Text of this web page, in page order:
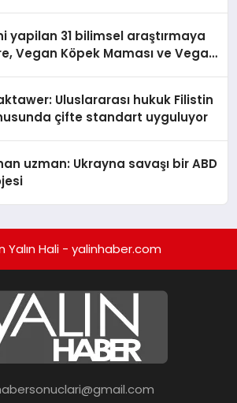
yapilan 31 bilimsel araştırmaya
Vegan Köpek Maması ve Vegan
Uluslararası hukuk Filistin
çifte standart uyguluyor
uzman: Ukrayna savaşı bir ABD
Yalın Hali - yalinhaber.com